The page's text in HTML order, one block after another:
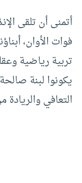
أتمنى أن تلقى
فوات الأوان،
تربية رياضية
يكونوا لبنة
التعافي